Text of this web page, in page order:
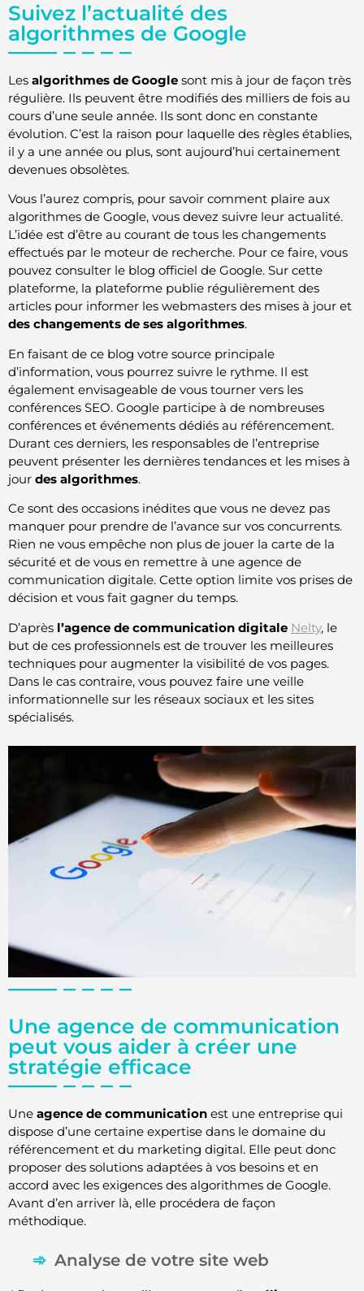
Suivez l’actualité des
algorithmes de Google
Les algorithmes de Google sont mis à jour de façon très
régulière. Ils peuvent être modifiés des milliers de fois au
cours d’une seule année. Ils sont donc en constante
évolution. C’est la raison pour laquelle des règles établies,
il y a une année ou plus, sont aujourd’hui certainement
devenues obsolètes.
Vous l’aurez compris, pour savoir comment plaire aux
algorithmes de Google, vous devez suivre leur actualité.
L’idée est d’être au courant de tous les changements
effectués par le moteur de recherche. Pour ce faire, vous
pouvez consulter le blog officiel de Google. Sur cette
plateforme, la plateforme publie régulièrement des
articles pour informer les webmasters des mises à jour et
des changements de ses algorithmes.
En faisant de ce blog votre source principale
d’information, vous pourrez suivre le rythme. Il est
également envisageable de vous tourner vers les
conférences SEO. Google participe à de nombreuses
conférences et événements dédiés au référencement.
Durant ces derniers, les responsables de l’entreprise
peuvent présenter les dernières tendances et les mises à
jour des algorithmes.
Ce sont des occasions inédites que vous ne devez pas
manquer pour prendre de l’avance sur vos concurrents.
Rien ne vous empêche non plus de jouer la carte de la
sécurité et de vous en remettre à une agence de
communication digitale. Cette option limite vos prises de
décision et vous fait gagner du temps.
D’après l’agence de communication digitale Nelty, le
but de ces professionnels est de trouver les meilleures
techniques pour augmenter la visibilité de vos pages.
Dans le cas contraire, vous pouvez faire une veille
informationnelle sur les réseaux sociaux et les sites
spécialisés.
Une agence de communication
peut vous aider à créer une
stratégie efficace
Une agence de communication est une entreprise qui
dispose d’une certaine expertise dans le domaine du
référencement et du marketing digital. Elle peut donc
proposer des solutions adaptées à vos besoins et en
accord avec les exigences des algorithmes de Google.
Avant d’en arriver là, elle procédera de façon
méthodique.
Analyse de votre site web